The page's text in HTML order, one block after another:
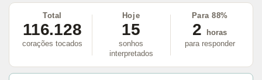
Total
116.128
corações tocados
Hoje
15
sonhos
interpretados
Para 88%
2
horas
para responder